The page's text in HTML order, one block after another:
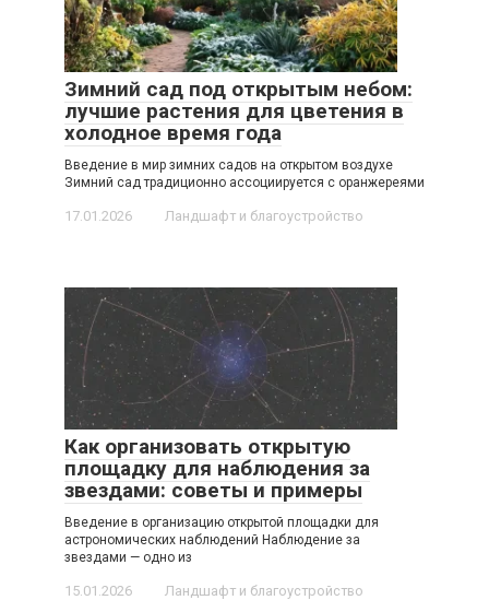
Зимний сад под открытым небом:
лучшие растения для цветения в
холодное время года
Введение в мир зимних садов на открытом воздухе
Зимний сад традиционно ассоциируется с оранжереями
17.01.2026 Ландшафт и благоустройство
Как организовать открытую
площадку для наблюдения за
звездами: советы и примеры
Введение в организацию открытой площадки для
астрономических наблюдений Наблюдение за
звездами — одно из
15.01.2026 Ландшафт и благоустройство